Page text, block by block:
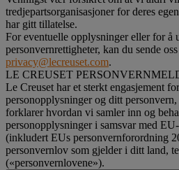
tredjepartsorganisasjoner for deres
har gitt tillatelse.
For eventuelle opplysninger eller for å
personvernrettigheter, kan du sende
privacy@lecreuset.com.
LE CREUSET
Le Creuset har et sterkt engasjement
personopplysninger og ditt
forklarer hvordan vi samler inn og
personopplysninger i samsvar med
(inkludert EUs personvernforordning
personvernlov som gjelder i ditt land,
(«personvernlovene»).